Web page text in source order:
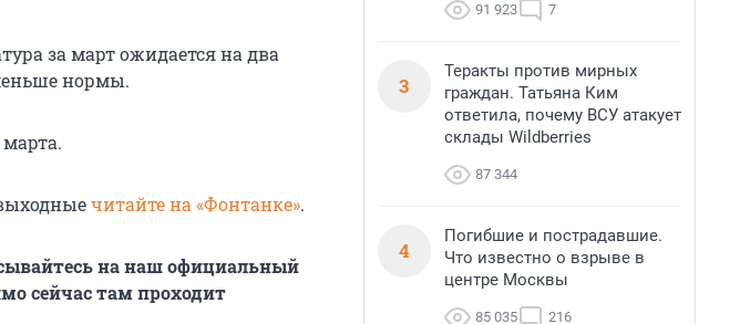
за март ожидается на два
нормы.
читайте на «Фонтанке».
на наш официальный
сейчас там проходит
91 923 7
3
Теракты против мирных
граждан. Татьяна Ким
ответила, почему ВСУ атакует
склады Wildberries
87 344
4
Погибшие и пострадавшие.
Что известно о взрыве в
центре Москвы
85 035 216